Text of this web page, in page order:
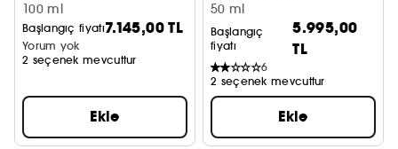
100 ml
Başlangıç fiyatı7.145,00 TL
Yorum yok
2 seçenek mevcuttur
Ekle
50 ml
Başlangıç
fiyatı
5.995,00
TL
6
2 seçenek mevcuttur
Ekle